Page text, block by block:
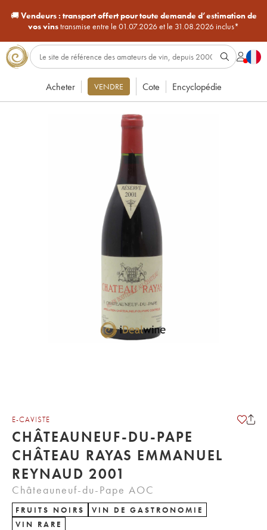
🚚Vendeurs : transport offert pour toute demande d’estimation de
vos vinstransmise entre le 01.07.2026 et le 31.08.2026 inclus*
Acheter VENDRE Cote Encyclopédie
E-CAVISTE
CHÂTEAUNEUF-DU-PAPE
CHÂTEAU RAYAS EMMANUEL
REYNAUD 2001
Châteauneuf-du-Pape AOC
FRUITS NOIRS
VIN DE GASTRONOMIE
VIN RARE